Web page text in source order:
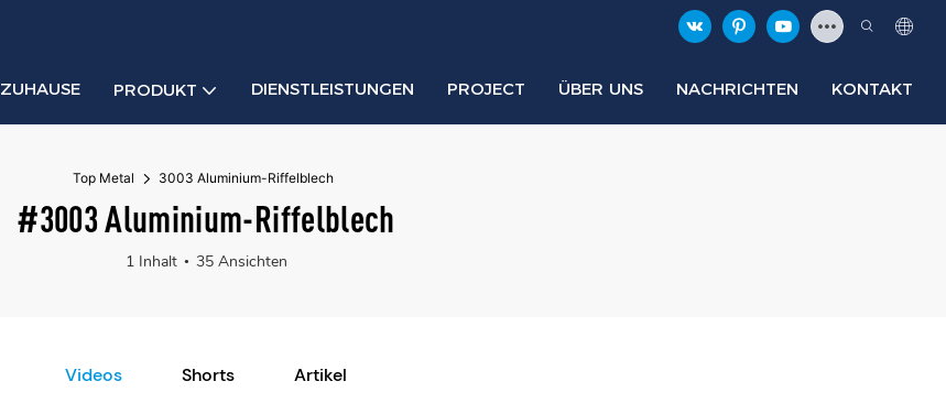
ZUHAUSE PRODUKT DIENSTLEISTUNGEN PROJECT ÜBER UNS NACHRICHTEN KONTAKT
Top Metal 3003 Aluminium-Riffelblech
#3003 Aluminium-Riffelblech
1 Inhalt 35 Ansichten
Videos Shorts Artikel